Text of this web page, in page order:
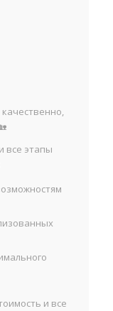
все этапы
и все